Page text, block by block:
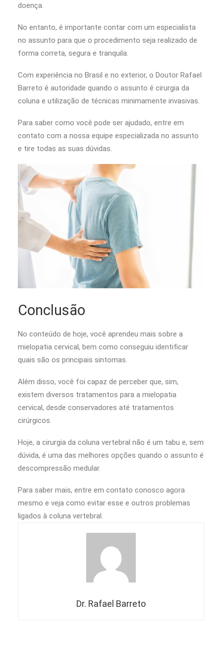
doença.
No entanto, é importante contar com um especialista
no assunto para que o procedimento seja realizado de
forma correta, segura e tranquila.
Com experiência no Brasil e no exterior, o Doutor Rafael
Barreto é autoridade quando o assunto é cirurgia da
coluna e utilização de técnicas minimamente invasivas.
Para saber como você pode ser ajudado, entre em
contato com a nossa equipe especializada no assunto
e tire todas as suas dúvidas.
Conclusão
No conteúdo de hoje, você aprendeu mais sobre a
mielopatia cervical, bem como conseguiu identificar
quais são os principais sintomas.
Além disso, você foi capaz de perceber que, sim,
existem diversos tratamentos para a mielopatia
cervical, desde conservadores até tratamentos
cirúrgicos.
Hoje, a cirurgia da coluna vertebral não é um tabu e, sem
dúvida, é uma das melhores opções quando o assunto é
descompressão medular.
Para saber mais, entre em contato conosco agora
mesmo e veja como evitar esse e outros problemas
ligados à coluna vertebral.
Dr. Rafael Barreto